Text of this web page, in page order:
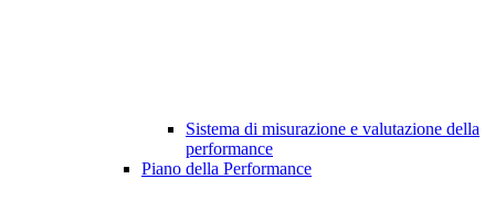
Sistema di misurazione e valutazione della
performance
Piano della Performance